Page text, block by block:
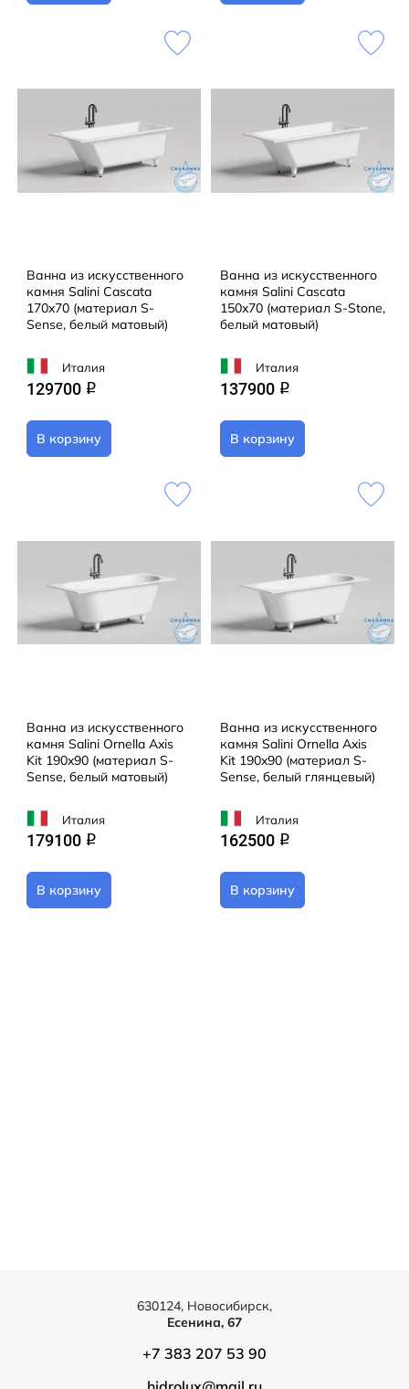
Ванна из искусственного
камня Salini Cascata
170x70 (материал S-
Sense, белый матовый)
Италия
129700 q
В корзину
Ванна из искусственного
камня Salini Cascata
150x70 (материал S-Stone,
белый матовый)
Италия
137900 q
В корзину
Ванна из искусственного
камня Salini Ornella Axis
Kit 190x90 (материал S-
Sense, белый матовый)
Италия
179100 q
В корзину
Ванна из искусственного
камня Salini Ornella Axis
Kit 190x90 (материал S-
Sense, белый глянцевый)
Италия
162500 q
В корзину
630124, Новосибирск,
Есенина, 67
+7 383 207 53 90